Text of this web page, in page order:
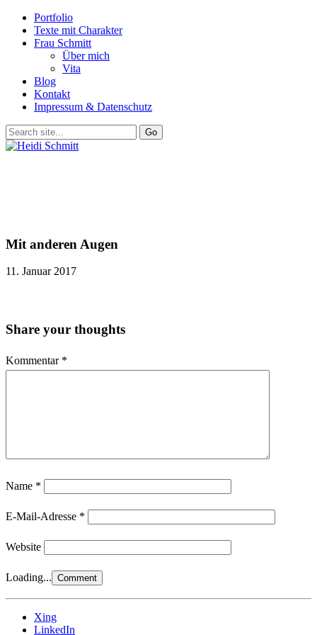
Portfolio
Texte mit Charakter
Frau Schmitt
Über mich
Vita
Blog
Kontakt
Impressum & Datenschutz
Mit anderen Augen
11. Januar 2017
Share your thoughts
Kommentar *
Name *
E-Mail-Adresse *
Website
Loading...
Xing
LinkedIn